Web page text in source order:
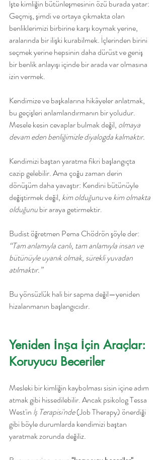
İşte kimliğin bütünleşmesinin özü burada yatar:
Geçmiş, şimdi ve ortaya çıkmakta olan
benliklerimizi birbirine karşı koymak yerine,
aralarında bir ilişki kurabilmek. İçlerinden birini
seçmek yerine hepsinin daha dürüst ve geniş
bir benlik anlayışı içinde bir arada var olmasına
izin vermek.
Kendimize ve başkalarına hikâyeler anlatmak,
bu geçişleri anlamlandırmanın bir yoludur.
Mesele kesin cevaplar bulmak değil, olmaya
devam eden benliğimizle diyalogda kalmaktır.
Kendimizi baştan yaratma fikri başlangıçta
cazip gelebilir. Ama çoğu zaman derin
dönüşüm daha yavaştır: Kendini bütünüyle
değiştirmek değil, kim olduğunu ve kim olmakta
olduğunu bir araya getirmektir.
Budist öğretmen Pema Chödrön şöyle der:
“Tam anlamıyla canlı, tam anlamıyla insan ve
bütünüyle uyanık olmak, sürekli yuvadan
atılmaktır.”
Bu yönsüzlük hali bir sapma değil—yeniden
hizalanmanın başlangıcıdır.
Yeniden İnşa İçin Araçlar:
Koruyucu Beceriler
Mesleki bir kimliğin kaybolması sisin içine adım
atmak gibi hissedilebilir. Ancak psikolog Tessa
West'in İş Terapisi'nde (Job Therapy) önerdiği
gibi böyle durumlarda kendimizi baştan
yaratmak zorunda değiliz.